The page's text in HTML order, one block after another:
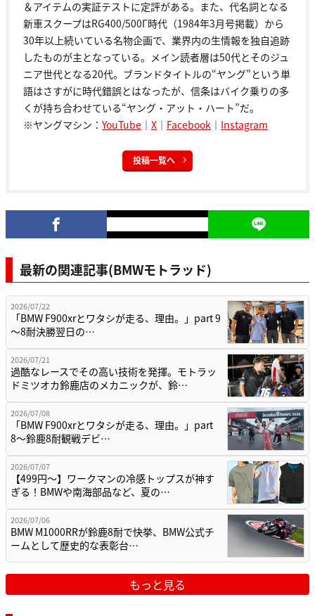
＆アイテムの実証テストに定評がある。また、代名詞となる
新車スクープはRG400/500Γ時代（1984年3月号掲載）から
30年以上続いている名物企画で、業界内の生情報を独自追跡
したものが主となっている。メイン読者層は50代とそのジュ
ニア世代となる20代。ブランドタイトルの“ヤング”という単
語はさすがに時代錯誤とはなったが、信条はバイク乗りの多
くが持ち合わせている“ヤング・アット・ハート”だ。
※ヤングマシン： YouTube ｜ X ｜ Facebook ｜ Instagram
投稿一覧へ
最新の関連記事(BMWモトラッド)
2026/07/22
「BMW F900xrとワタシが走る、理由。」part 9
〜8耐決勝翌日の…
2026/07/21
過酷なレースでその高い技術を発揮。モトラッ
ドミツオカ鈴鹿店のメカニックが、鈴…
2026/07/08
「BMW F900xrとワタシが走る、理由。」part
8〜鈴鹿8耐観戦デビ…
2026/07/07
【499円〜】ワークマンの冷感トップスが神す
ぎる！BMWや南海部品など、夏の…
2026/07/06
BMW M1000RRが鈴鹿8耐で快挙、BMW公式チ
ームとして歴史的な表彰台…
もっと見る